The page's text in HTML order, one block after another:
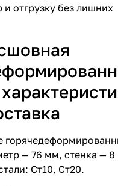
отгрузку без лишних
— 76 мм, стенка —
Ст10, Ст20.